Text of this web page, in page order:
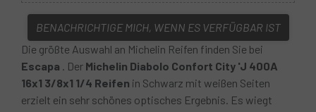
BENACHRICHTIGE MICH, WENN ES VERFÜGBAR IST
Die größte Auswahl an Michelin Reifen finden Sie bei
Escapa . Der Michelin Diabolo Confort City 'J 400A
16x1 3/8x1 1/4 Reifen in Schwarz mit weißen Seiten
erzielt ein sehr schönes optisches Ergebnis. Es wiegt